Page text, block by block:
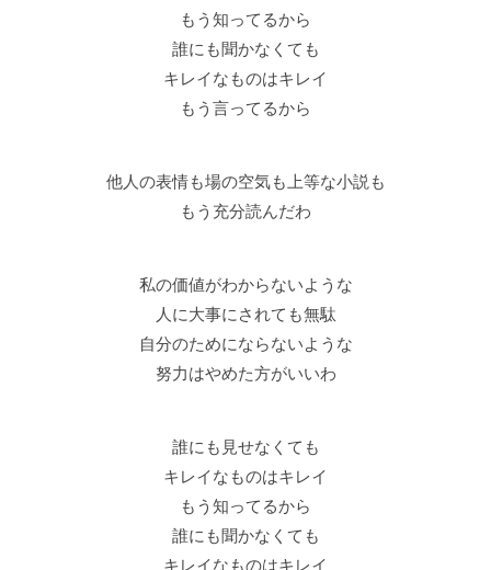
もう知ってるから
誰にも聞かなくても
キレイなものはキレイ
もう言ってるから
他人の表情も場の空気も上等な小説も
もう充分読んだわ
私の価値がわからないような
人に大事にされても無駄
自分のためにならないような
努力はやめた方がいいわ
誰にも見せなくても
キレイなものはキレイ
もう知ってるから
誰にも聞かなくても
キレイなものはキレイ